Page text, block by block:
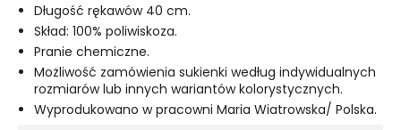
Długość rękawów 40 cm.
Skład: 100% poliwiskoza.
Pranie chemiczne.
Możliwość zamówienia sukienki według indywidualnych
rozmiarów lub innych wariantów kolorystycznych.
Wyprodukowano w pracowni Maria Wiatrowska/ Polska.